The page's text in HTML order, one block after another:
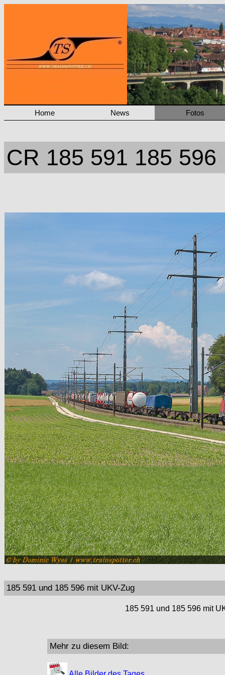
Home News Fotos
CR 185 591 185
185 591 und 185 596 mit UKV-Zug
185 591 und 185 596 mit
Mehr zu diesem Bild: